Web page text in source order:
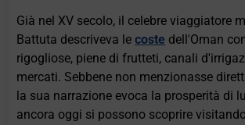
Già nel XV secolo, il celebre viaggiatore
Battuta descriveva lecoste dell'Oman
rigogliose, piene di frutteti, canali
mercati. Sebbene non menzionasse
la sua narrazione evoca la prosperità di
ancora oggi si possono scoprire